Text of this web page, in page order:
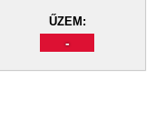
ŰZEM:
-